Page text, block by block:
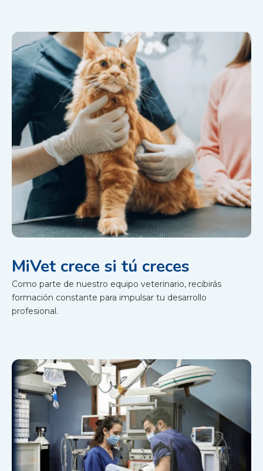
MiVet crece si tú creces
Como parte de nuestro equipo veterinario, recibirás
formación constante para impulsar tu desarrollo
profesional.